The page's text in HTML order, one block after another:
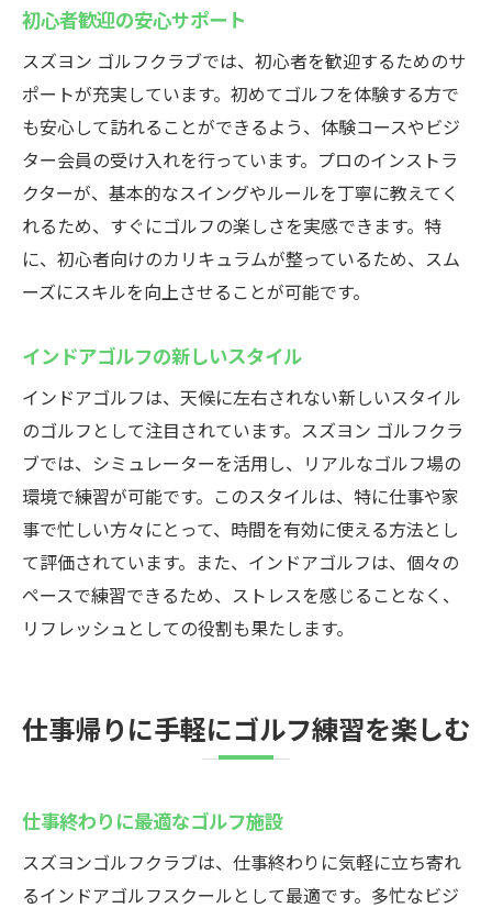
初心者歓迎の安心サポート
スズヨン ゴルフクラブでは、初心者を歓迎するためのサ
ポートが充実しています。初めてゴルフを体験する方で
も安心して訪れることができるよう、体験コースやビジ
ター会員の受け入れを行っています。プロのインストラ
クターが、基本的なスイングやルールを丁寧に教えてく
れるため、すぐにゴルフの楽しさを実感できます。特
に、初心者向けのカリキュラムが整っているため、スム
ーズにスキルを向上させることが可能です。
インドアゴルフの新しいスタイル
インドアゴルフは、天候に左右されない新しいスタイル
のゴルフとして注目されています。スズヨン ゴルフクラ
ブでは、シミュレーターを活用し、リアルなゴルフ場の
環境で練習が可能です。このスタイルは、特に仕事や家
事で忙しい方々にとって、時間を有効に使える方法とし
て評価されています。また、インドアゴルフは、個々の
ペースで練習できるため、ストレスを感じることなく、
リフレッシュとしての役割も果たします。
仕事帰りに手軽にゴルフ練習を楽しむ
仕事終わりに最適なゴルフ施設
スズヨンゴルフクラブは、仕事終わりに気軽に立ち寄れ
るインドアゴルフスクールとして最適です。多忙なビジ